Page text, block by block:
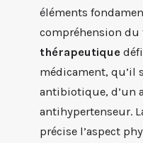
éléments
compréhension du
thérapeutique
médicament, qu’il
antibiotique, d’un
antihypertenseur.
précise l’aspect